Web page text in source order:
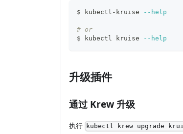
$ kubectl-kruise --help
# or
$ kubectl kruise
--help
升级插件
通过 Krew 升级
执行 kubectl krew upgrade